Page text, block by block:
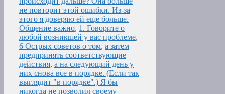
не повторит этой ошибки. Из-за
этого я доверяю ей еще больше.
Общение важно, 1. Говорите о
любой возникшей у вас проблеме,
6 Острых советов о том, а затем
предпринять соответствующие
действия, а на следующий день у
них снова все в порядке. (Если так
выглядит "в порядке".) Я бы
никогда не позволил своему